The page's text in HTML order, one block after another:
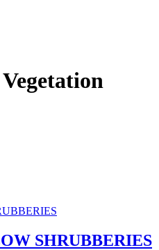
SHRUBBERIES